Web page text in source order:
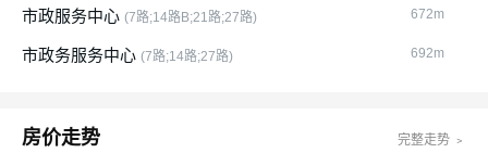
市政服务中心 (7路;14路B;21路;27路) 672m
市政务服务中心 (7路;14路;27路) 692m
房价走势 完整走势 ﹥